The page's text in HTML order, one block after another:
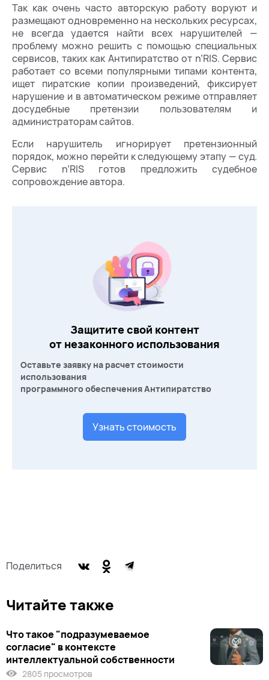
Так как очень часто авторскую работу воруют и
размещают одновременно на нескольких ресурсах,
не всегда удается найти всех нарушителей —
проблему можно решить с помощью специальных
сервисов, таких как Антипиратство от n’RIS. Сервис
работает со всеми популярными типами контента,
ищет пиратские копии произведений, фиксирует
нарушение и в автоматическом режиме отправляет
досудебные претензии пользователям и
администраторам сайтов.
Если нарушитель игнорирует претензионный
порядок, можно перейти к следующему этапу — суд.
Сервис n’RIS готов предложить судебное
сопровождение автора.
Защитите свой контент
от незаконного использования
Оставьте заявку на расчет стоимости
использования
программного обеспечения Антипиратство
Узнать стоимость
Поделиться
Читайте также
Что такое "подразумеваемое
согласие" в контексте
интеллектуальной собственности
2805 просмотров